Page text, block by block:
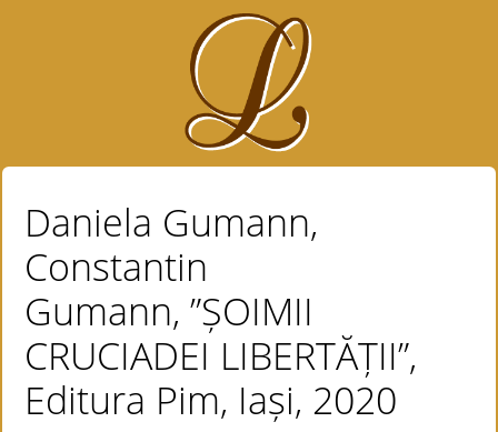
Daniela Gumann,
Constantin
Gumann, ”ȘOIMII
CRUCIADEI LIBERTĂȚII”,
Editura Pim, Iași, 2020